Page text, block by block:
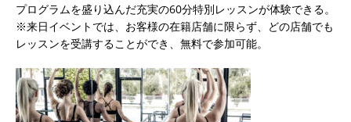
プログラムを盛り込んだ充実の60分特別レッスンが体験できる。
※来日イベントでは、お客様の在籍店舗に限らず、どの店舗でも
レッスンを受講することができ、無料で参加可能。